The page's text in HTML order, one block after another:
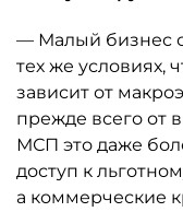
— Малый бизнес
тех же условиях,
зависит от
прежде всего от
МСП это даже
доступ к
а коммерческие